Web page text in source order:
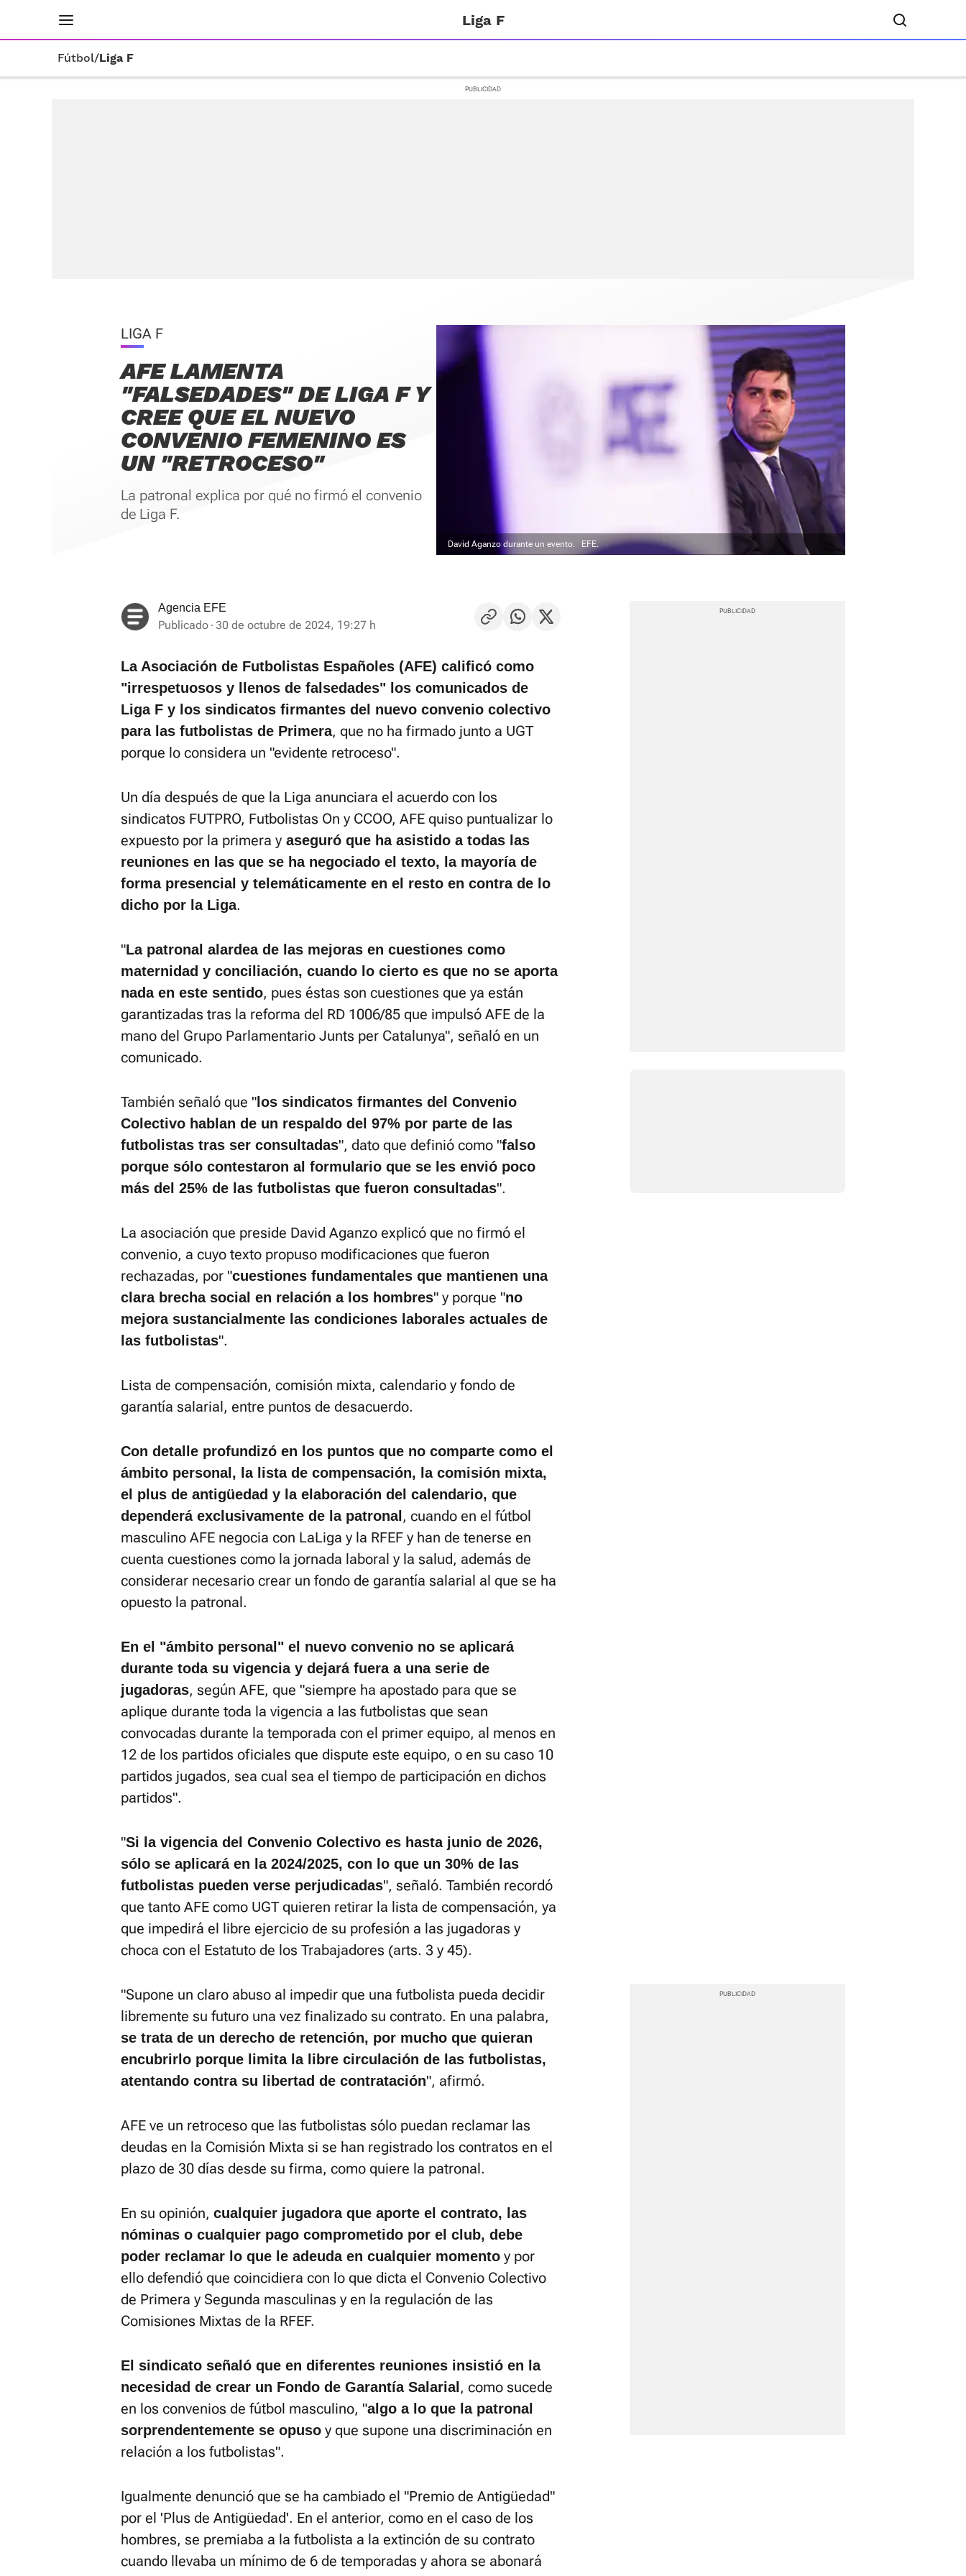
Liga F
Fútbol/Liga F
LIGA F
AFE LAMENTA
"FALSEDADES" DE LIGA F Y
CREE QUE EL NUEVO
CONVENIO FEMENINO ES
UN "RETROCESO"
La patronal explica por qué no firmó el convenio
de Liga F.
David Aganzo durante un evento. EFE.
Agencia EFE
Publicado 30 de octubre de 2024, 19:27 h
La Asociación de Futbolistas Españoles (AFE) calificó como
"irrespetuosos y llenos de falsedades" los comunicados de
Liga F y los sindicatos firmantes del nuevo convenio colectivo
para las futbolistas de Primera, que no ha firmado junto a UGT
porque lo considera un "evidente retroceso".
Un día después de que la Liga anunciara el acuerdo con los
sindicatos FUTPRO, Futbolistas On y CCOO, AFE quiso puntualizar lo
expuesto por la primera y aseguró que ha asistido a todas las
reuniones en las que se ha negociado el texto, la mayoría de
forma presencial y telemáticamente en el resto en contra de lo
dicho por la Liga.
"La patronal alardea de las mejoras en cuestiones como
maternidad y conciliación, cuando lo cierto es que no se aporta
nada en este sentido, pues éstas son cuestiones que ya están
garantizadas tras la reforma del RD 1006/85 que impulsó AFE de la
mano del Grupo Parlamentario Junts per Catalunya", señaló en un
comunicado.
También señaló que " los sindicatos firmantes del Convenio
Colectivo hablan de un respaldo del 97% por parte de las
futbolistas tras ser consultadas", dato que definió como "falso
porque sólo contestaron al formulario que se les envió poco
más del 25% de las futbolistas que fueron consultadas".
La asociación que preside David Aganzo explicó que no firmó el
convenio, a cuyo texto propuso modificaciones que fueron
rechazadas, por "cuestiones fundamentales que mantienen una
clara brecha social en relación a los hombres" y porque "no
mejora sustancialmente las condiciones laborales actuales de
las futbolistas".
Lista de compensación, comisión mixta, calendario y fondo de
garantía salarial, entre puntos de desacuerdo.
Con detalle profundizó en los puntos que no comparte como el
ámbito personal, la lista de compensación, la comisión mixta,
el plus de antigüedad y la elaboración del calendario, que
dependerá exclusivamente de la patronal , cuando en el fútbol
masculino AFE negocia con LaLiga y la RFEF y han de tenerse en
cuenta cuestiones como la jornada laboral y la salud, además de
considerar necesario crear un fondo de garantía salarial al que se ha
opuesto la patronal.
En el "ámbito personal" el nuevo convenio no se aplicará
durante toda su vigencia y dejará fuera a una serie de
jugadoras, según AFE, que "siempre ha apostado para que se
aplique durante toda la vigencia a las futbolistas que sean
convocadas durante la temporada con el primer equipo, al menos en
12 de los partidos oficiales que dispute este equipo, o en su caso 10
partidos jugados, sea cual sea el tiempo de participación en dichos
partidos".
"Si la vigencia del Convenio Colectivo es hasta junio de 2026,
sólo se aplicará en la 2024/2025, con lo que un 30% de las
futbolistas pueden verse perjudicadas", señaló. También recordó
que tanto AFE como UGT quieren retirar la lista de compensación, ya
que impedirá el libre ejercicio de su profesión a las jugadoras y
choca con el Estatuto de los Trabajadores (arts. 3 y 45).
"Supone un claro abuso al impedir que una futbolista pueda decidir
libremente su futuro una vez finalizado su contrato. En una palabra,
se trata de un derecho de retención, por mucho que quieran
encubrirlo porque limita la libre circulación de las futbolistas,
atentando contra su libertad de contratación", afirmó.
AFE ve un retroceso que las futbolistas sólo puedan reclamar las
deudas en la Comisión Mixta si se han registrado los contratos en el
plazo de 30 días desde su firma, como quiere la patronal.
En su opinión, cualquier jugadora que aporte el contrato, las
nóminas o cualquier pago comprometido por el club, debe
poder reclamar lo que le adeuda en cualquier momento y por
ello defendió que coincidiera con lo que dicta el Convenio Colectivo
de Primera y Segunda masculinas y en la regulación de las
Comisiones Mixtas de la RFEF.
El sindicato señaló que en diferentes reuniones insistió en la
necesidad de crear un Fondo de Garantía Salarial , como sucede
en los convenios de fútbol masculino, "algo a lo que la patronal
sorprendentemente se opuso y que supone una discriminación en
relación a los futbolistas".
Igualmente denunció que se ha cambiado el "Premio de Antigüedad"
por el 'Plus de Antigüedad'. En el anterior, como en el caso de los
hombres, se premiaba a la futbolista a la extinción de su contrato
cuando llevaba un mínimo de 6 de temporadas y ahora se abonará